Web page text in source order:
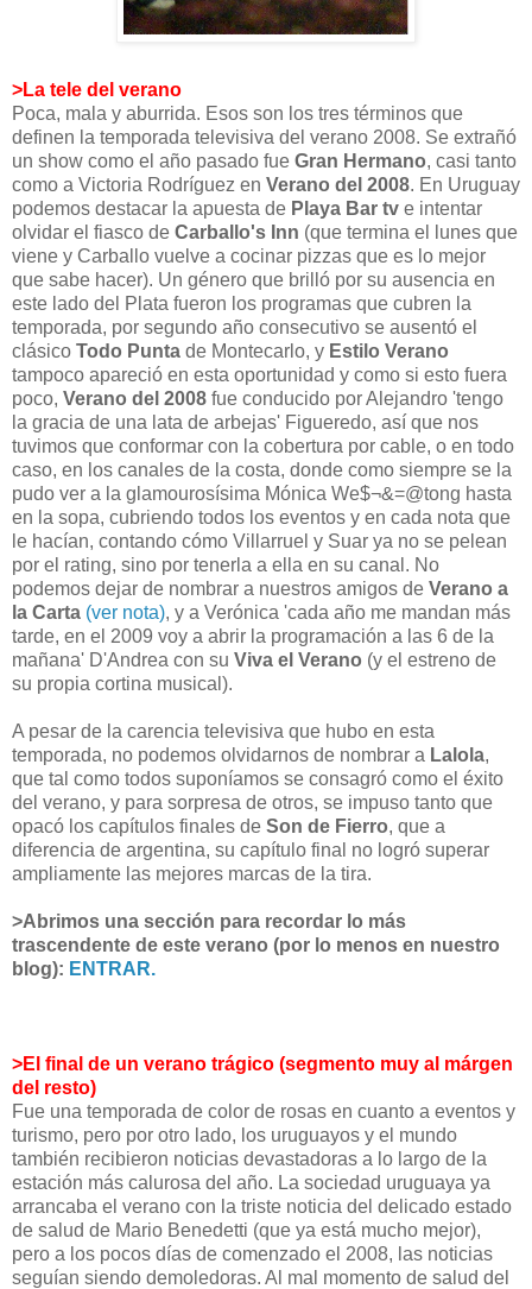
>La tele del verano
Poca, mala y aburrida. Esos son los tres términos que
definen la temporada televisiva del verano 2008. Se extrañó
un show como el año pasado fue Gran Hermano, casi tanto
como a Victoria Rodríguez en Verano del 2008. En Uruguay
podemos destacar la apuesta de Playa Bar tv e intentar
olvidar el fiasco de Carballo's Inn (que termina el lunes que
viene y Carballo vuelve a cocinar pizzas que es lo mejor
que sabe hacer). Un género que brilló por su ausencia en
este lado del Plata fueron los programas que cubren la
temporada, por segundo año consecutivo se ausentó el
clásico Todo Punta de Montecarlo, y Estilo Verano
tampoco apareció en esta oportunidad y como si esto fuera
poco, Verano del 2008 fue conducido por Alejandro 'tengo
la gracia de una lata de arbejas' Figueredo, así que nos
tuvimos que conformar con la cobertura por cable, o en todo
caso, en los canales de la costa, donde como siempre se la
pudo ver a la glamourosísima Mónica We$¬&=@tong hasta
en la sopa, cubriendo todos los eventos y en cada nota que
le hacían, contando cómo Villarruel y Suar ya no se pelean
por el rating, sino por tenerla a ella en su canal. No
podemos dejar de nombrar a nuestros amigos de Verano a
la Carta (ver nota), y a Verónica 'cada año me mandan más
tarde, en el 2009 voy a abrir la programación a las 6 de la
mañana' D'Andrea con su Viva el Verano (y el estreno de
su propia cortina musical).
A pesar de la carencia televisiva que hubo en esta
temporada, no podemos olvidarnos de nombrar a Lalola,
que tal como todos suponíamos se consagró como el éxito
del verano, y para sorpresa de otros, se impuso tanto que
opacó los capítulos finales de Son de Fierro, que a
diferencia de argentina, su capítulo final no logró superar
ampliamente las mejores marcas de la tira.
>Abrimos una sección para recordar lo más
trascendente de este verano (por lo menos en nuestro
blog): ENTRAR.
>El final de un verano trágico (segmento muy al márgen
del resto)
Fue una temporada de color de rosas en cuanto a eventos y
turismo, pero por otro lado, los uruguayos y el mundo
también recibieron noticias devastadoras a lo largo de la
estación más calurosa del año. La sociedad uruguaya ya
arrancaba el verano con la triste noticia del delicado estado
de salud de Mario Benedetti (que ya está mucho mejor),
pero a los pocos días de comenzado el 2008, las noticias
seguían siendo demoledoras. Al mal momento de salud del